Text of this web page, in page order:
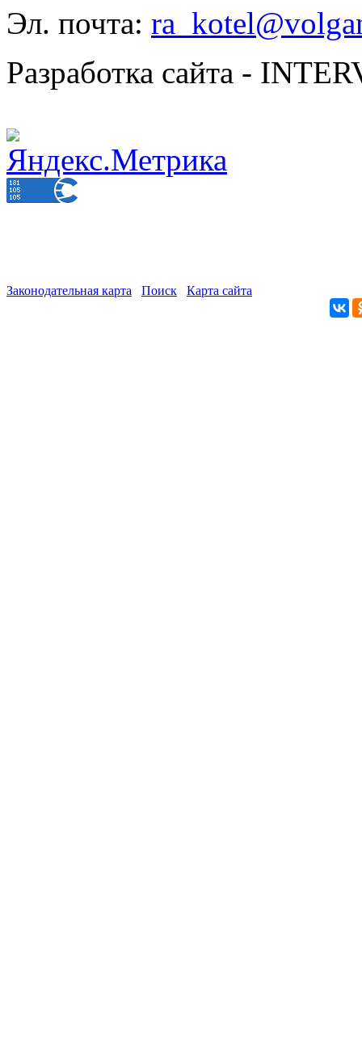
Эл. почта:
Разработка сайта -
Законодательная карта Поиск Карта сайта